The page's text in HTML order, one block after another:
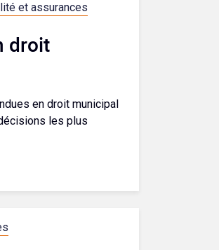
et assurances
droit
en droit municipal
les plus